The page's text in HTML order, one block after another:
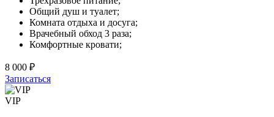
Общий душ и туалет;
Комната отдыха и досуга;
Врачебный обход 3 раза;
Комфортные кровати;
8 000 ₽
Записаться
VIP